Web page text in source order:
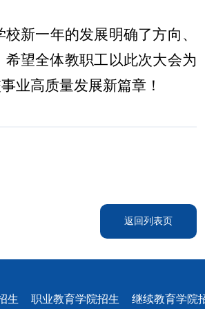
新一年的发展明确了方向、
望全体教职工以此次大会为
业高质量发展新篇章！
返回列表页
生 职业教育学院招生 继续教育学院